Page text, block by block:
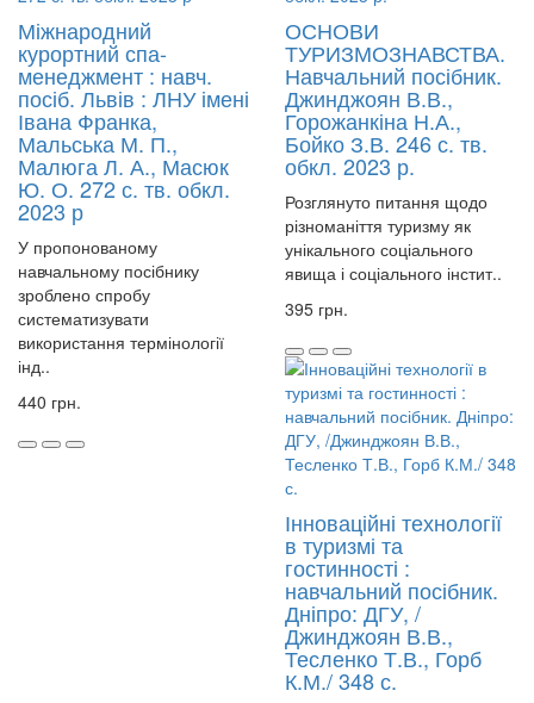
Міжнародний
курортний спа-
менеджмент : навч.
посіб. Львів : ЛНУ імені
Івана Франка,
Мальська М. П.,
Малюга Л. А., Масюк
Ю. О. 272 с. тв. обкл.
2023 р
У пропонованому
навчальному посібнику
зроблено спробу
систематизувати
використання термінології
інд..
440 грн.
ОСНОВИ
ТУРИЗМОЗНАВСТВА.
Навчальний посібник.
Джинджоян В.В.,
Горожанкіна Н.А.,
Бойко З.В. 246 с. тв.
обкл. 2023 р.
Розглянуто питання щодо
різноманіття туризму як
унікального соціального
явища і соціального інстит..
395 грн.
Інноваційні технології
в туризмі та
гостинності :
навчальний посібник.
Дніпро: ДГУ, /
Джинджоян В.В.,
Тесленко Т.В., Горб
К.М./ 348 с.